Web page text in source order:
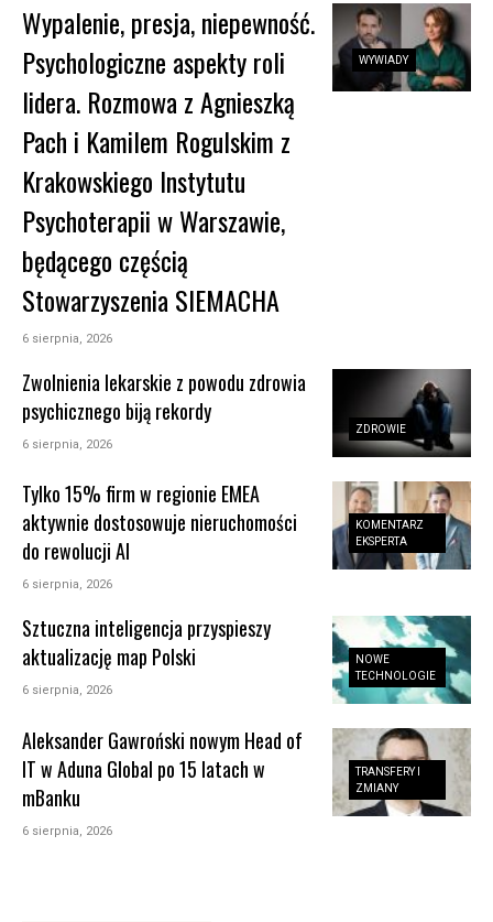
WYWIADY
Wypalenie, presja, niepewność.
Psychologiczne aspekty roli
lidera. Rozmowa z Agnieszką
Pach i Kamilem Rogulskim z
Krakowskiego Instytutu
Psychoterapii w Warszawie,
będącego częścią
Stowarzyszenia SIEMACHA
6 sierpnia, 2026
ZDROWIE
Zwolnienia lekarskie z powodu zdrowia
psychicznego biją rekordy
6 sierpnia, 2026
KOMENTARZ
EKSPERTA
Tylko 15% firm w regionie EMEA
aktywnie dostosowuje nieruchomości
do rewolucji AI
6 sierpnia, 2026
NOWE
TECHNOLOGIE
Sztuczna inteligencja przyspieszy
aktualizację map Polski
6 sierpnia, 2026
TRANSFERY I
ZMIANY
Aleksander Gawroński nowym Head of
IT w Aduna Global po 15 latach w
mBanku
6 sierpnia, 2026